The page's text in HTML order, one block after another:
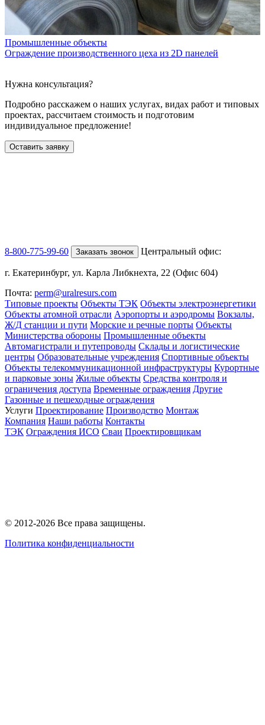
Промышленные объекты
Ограждение производственного цеха из 2D панелей
Нужна консультация?
Подробно расскажем о наших услугах, видах работ и типовых
проектах, рассчитаем стоимость и подготовим
индивидуальное предложение!
Оставить заявку
8-800-775-99-60 Заказать звонок Центральный офис:
г. Екатеринбург, ул. Карла Либкнехта, 22 (Офис 604)
Почта: perm@uralresurs.com
Типовые проекты Объекты ТЭК Объекты электроэнергетики
Объекты атомной отрасли Аэропорты и аэродромы Вокзалы,
Ж/Д станции и пути Морские и речные порты Объекты
Министерства обороны Промышленные объекты
Автомагистрали и путепроводы Склады и логистические
центры Образовательные учреждения Спортивные объекты
Объекты телекоммуникационной инфраструктуры Курортные
и парковые зоны Жилые объекты Средства контроля и
ограничения доступа Временные ограждения Другие
Газонные и пешеходные ограждения
Услуги Проектирование Производство Монтаж
Компания Наши работы Контакты
ТЭК Ограждения ИСО Сваи Проектировщикам
© 2012-2026 Все права защищены.
Политика конфиденциальности